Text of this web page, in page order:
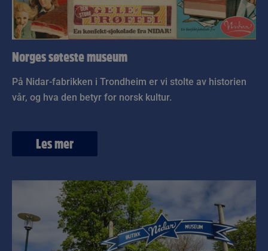
Norges søteste museum
På Nidar-fabrikken i Trondheim er vi stolte av historien
vår, og hva den betyr for norsk kultur.
Les mer